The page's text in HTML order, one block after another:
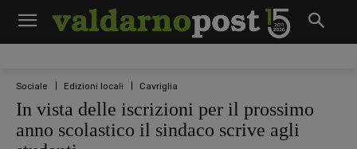
Sociale Edizioni locali Cavriglia
In vista delle iscrizioni per il prossimo
anno scolastico il sindaco scrive agli